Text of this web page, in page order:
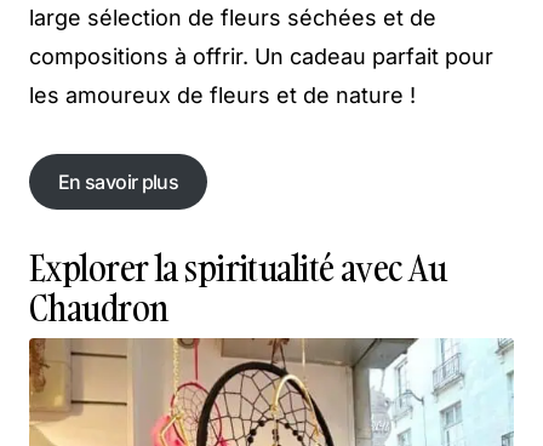
large sélection de fleurs séchées et de
compositions à offrir. Un cadeau parfait pour
les amoureux de fleurs et de nature !
En savoir plus
En savoir plus
Explorer la spiritualité avec Au
Chaudron